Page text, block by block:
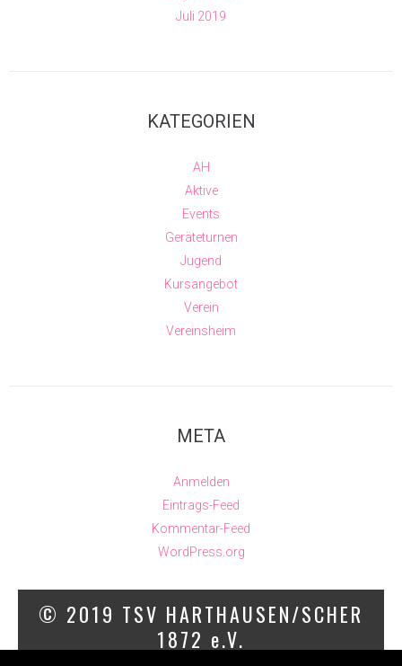
Juli 2019
KATEGORIEN
AH
Aktive
Events
Geräteturnen
Jugend
Kursangebot
Verein
Vereinsheim
META
Anmelden
Eintrags-Feed
Kommentar-Feed
WordPress.org
© 2019 TSV HARTHAUSEN/SCHER
1872 e.V.